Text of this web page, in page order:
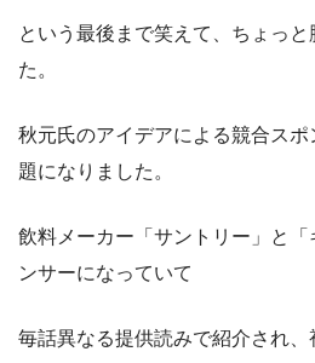
という最後まで笑えて、ちょっ
た。
秋元氏のアイデアによる競合スポ
題になりました。
飲料メーカー「サントリー」と
ンサーになっていて
毎話異なる提供読みで紹介され、